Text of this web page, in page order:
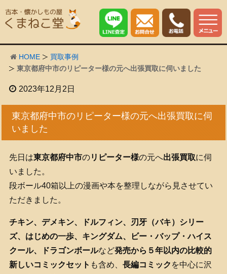
HOME
買取事例
東京都府中市のリピーター様の元へ出張買取に伺いました
2023年12月2日
東京都府中市のリピーター様の元へ出張買取に伺
いました
先日は東京都府中市のリピーター様の元へ出張買取に伺
いました。
段ボール40箱以上の漫画や本を整理しながら見させてい
ただきました。
チキン、デメキン、ドルフィン、刃牙（バキ）シリー
ズ、はじめの一歩、キングダム、ビー・バップ・ハイス
クール、ドラゴンボールなど発売から５年以内の比較的
新しいコミックセット も含め、 長編コミック を中心に沢